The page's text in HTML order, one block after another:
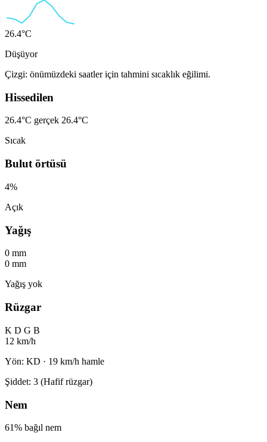
26.4°C
Düşüyor
Çizgi: önümüzdeki saatler için tahmini sıcaklık eğilimi.
Hissedilen
26.4°C gerçek 26.4°C
Sıcak
Bulut örtüsü
4%
Açık
Yağış
0 mm
0 mm
Yağış yok
Rüzgar
K D G B
12 km/h
Yön: KD · 19 km/h hamle
Şiddet: 3 (Hafif rüzgar)
Nem
61% bağıl nem